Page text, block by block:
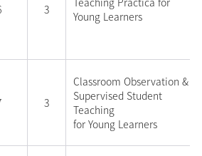
3
Young Learners
3
Classroom Observation &
Supervised Student
Teaching
for Young Learners